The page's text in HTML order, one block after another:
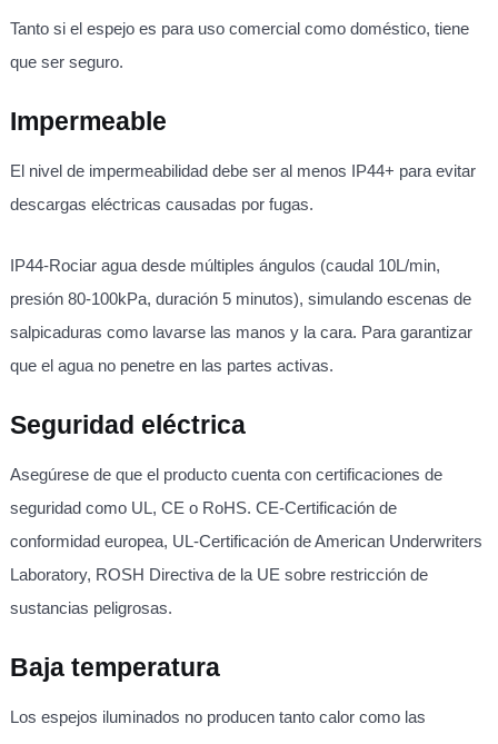
Tanto si el espejo es para uso comercial como doméstico, tiene
que ser seguro.
Impermeable
El nivel de impermeabilidad debe ser al menos IP44+ para evitar
descargas eléctricas causadas por fugas.
IP44-Rociar agua desde múltiples ángulos (caudal 10L/min,
presión 80-100kPa, duración 5 minutos), simulando escenas de
salpicaduras como lavarse las manos y la cara. Para garantizar
que el agua no penetre en las partes activas.
Seguridad eléctrica
Asegúrese de que el producto cuenta con certificaciones de
seguridad como UL, CE o RoHS. CE-Certificación de
conformidad europea, UL-Certificación de American Underwriters
Laboratory, ROSH Directiva de la UE sobre restricción de
sustancias peligrosas.
Baja temperatura
Los espejos iluminados no producen tanto calor como las